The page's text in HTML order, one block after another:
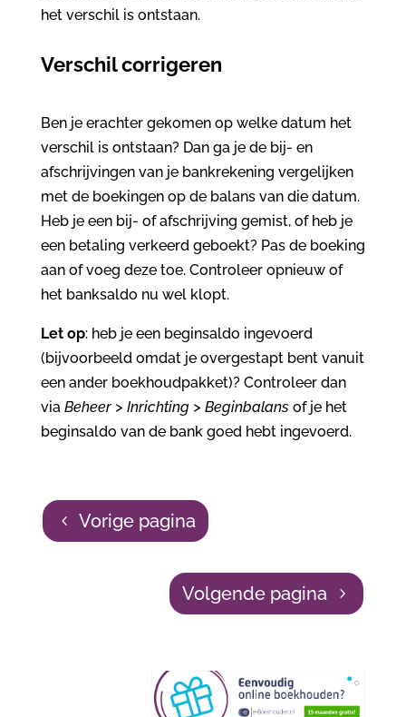
het verschil is ontstaan.
Verschil corrigeren
Ben je erachter gekomen op welke datum het
verschil is ontstaan? Dan ga je de bij- en
afschrijvingen van je bankrekening vergelijken
met de boekingen op de balans van die datum.
Heb je een bij- of afschrijving gemist, of heb je
een betaling verkeerd geboekt? Pas de boeking
aan of voeg deze toe. Controleer opnieuw of
het banksaldo nu wel klopt.
Let op: heb je een beginsaldo ingevoerd
(bijvoorbeeld omdat je overgestapt bent vanuit
een ander boekhoudpakket)? Controleer dan
viaBeheer > Inrichting > Beginbalansof je het
beginsaldo van de bank goed hebt ingevoerd.
Vorige pagina
Volgende pagina